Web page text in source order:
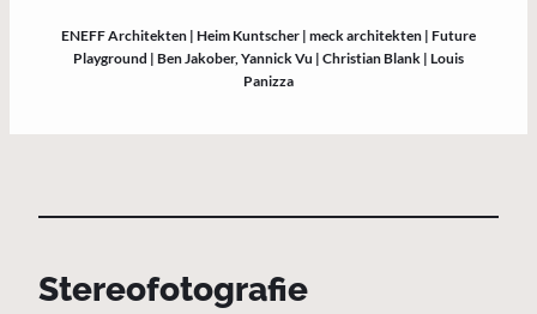
ENEFF Architekten | Heim Kuntscher | meck architekten | Future
Playground | Ben Jakober, Yannick Vu | Christian Blank | Louis
Panizza
Stereofotografie